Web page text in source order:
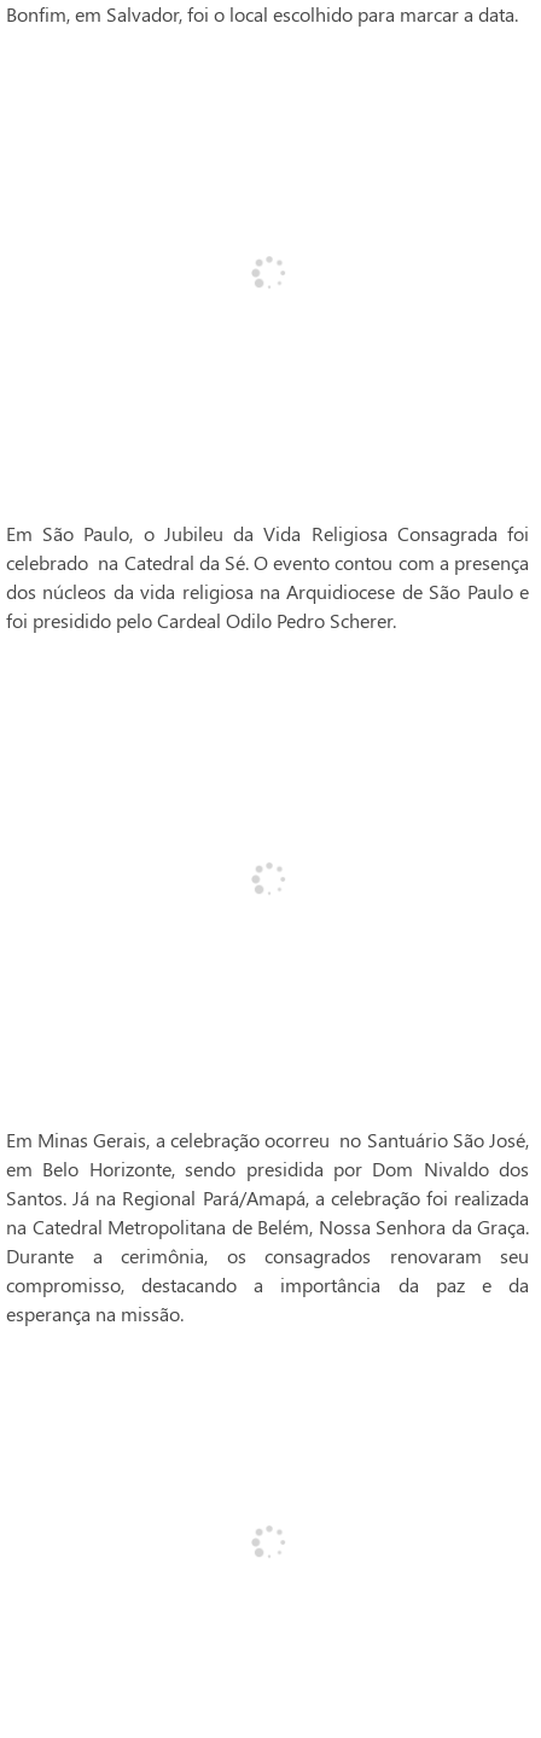
Bonfim, em Salvador, foi o local escolhido para marcar a data.
Em São Paulo, o Jubileu da Vida Religiosa Consagrada foi
celebrado na Catedral da Sé. O evento contou com a presença
dos núcleos da vida religiosa na Arquidiocese de São Paulo e
foi presidido pelo Cardeal Odilo Pedro Scherer.
Em Minas Gerais, a celebração ocorreu no Santuário São José,
em Belo Horizonte, sendo presidida por Dom Nivaldo dos
Santos. Já na Regional Pará/Amapá, a celebração foi realizada
na Catedral Metropolitana de Belém, Nossa Senhora da Graça.
Durante a cerimônia, os consagrados renovaram seu
compromisso, destacando a importância da paz e da
esperança na missão.